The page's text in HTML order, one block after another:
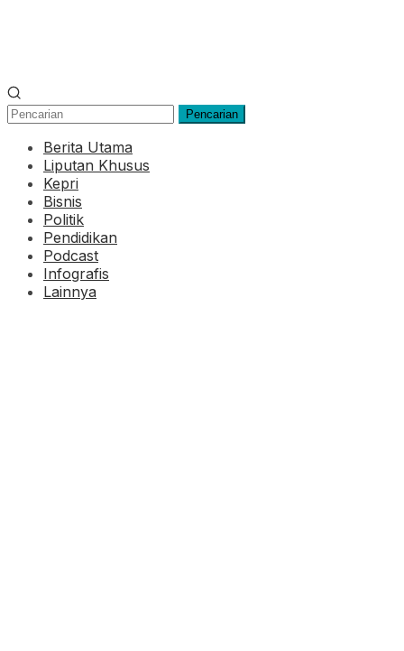
Pencarian
Berita Utama
Liputan Khusus
Kepri
Bisnis
Politik
Pendidikan
Podcast
Infografis
Lainnya